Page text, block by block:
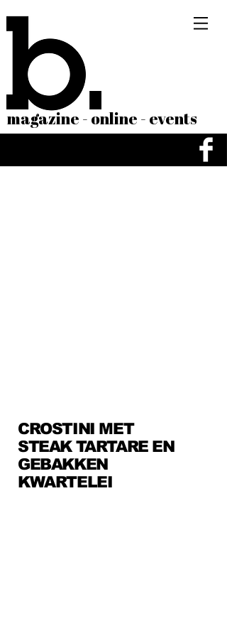
magazine - online - events
CROSTINI MET
STEAK TARTARE EN
GEBAKKEN
KWARTELEI